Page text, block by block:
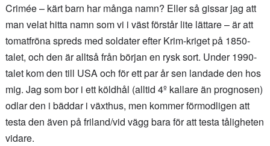
Crimée – kärt barn har många namn? Eller så gissar jag att
man velat hitta namn som vi i väst förstår lite lättare – är att
tomatfröna spreds med soldater efter Krim-kriget på 1850-
talet, och den är alltså från början en rysk sort. Under 1990-
talet kom den till USA och för ett par år sen landade den hos
mig. Jag som bor i ett köldhål (alltid 4º kallare än prognosen)
odlar den i bäddar i växthus, men kommer förmodligen att
testa den även på friland/vid vägg bara för att testa tåligheten
vidare.